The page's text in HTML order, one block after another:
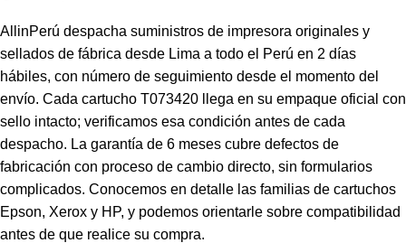
AllinPerú despacha suministros de impresora originales y
sellados de fábrica desde Lima a todo el Perú en 2 días
hábiles, con número de seguimiento desde el momento del
envío. Cada cartucho T073420 llega en su empaque oficial con
sello intacto; verificamos esa condición antes de cada
despacho. La garantía de 6 meses cubre defectos de
fabricación con proceso de cambio directo, sin formularios
complicados. Conocemos en detalle las familias de cartuchos
Epson, Xerox y HP, y podemos orientarle sobre compatibilidad
antes de que realice su compra.